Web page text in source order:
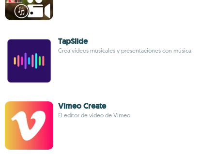
TapSlide
Crea vídeos musicales y presentaciones con música
Vimeo Create
El editor de vídeo de Vimeo